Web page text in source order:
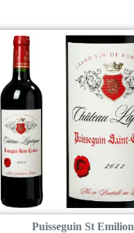
Puisseguin St Emilion